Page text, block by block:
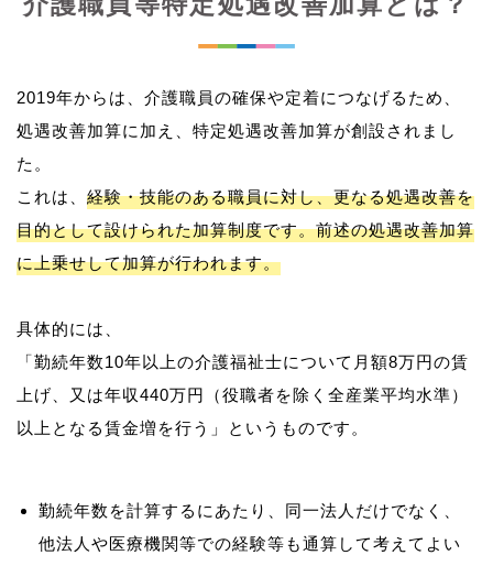
2019年からは、介護職員の確保や定着につなげるため、
処遇改善加算に加え、特定処遇改善加算が創設されまし
た。
これは、 経験・技能のある職員に対し、更なる処遇改善を
目的として設けられた加算制度です。前述の処遇改善加算
に上乗せして加算が行われます。
具体的には、
「勤続年数10年以上の介護福祉士について月額8万円の賃
上げ、又は年収440万円（役職者を除く全産業平均水準）
勤続年数を計算するにあたり、同一法人だけでなく、
他法人や医療機関等での経験等も通算して考えてよい